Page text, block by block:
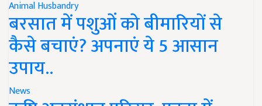
Animal Husbandry
बरसात में पशुओं को बीमारियों से
कैसे बचाएं? अपनाएं ये 5 आसान
उपाय..
News